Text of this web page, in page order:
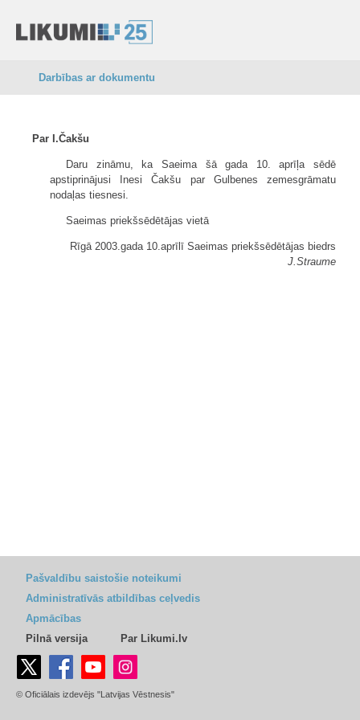
Darbības ar dokumentu
Par I.Čakšu
Daru zināmu, ka Saeima šā gada 10. aprīļa sēdē
apstiprinājusi Inesi Čakšu par Gulbenes zemesgrāmatu
nodaļas tiesnesi.
Saeimas priekšsēdētājas vietā
Rīgā 2003.gada 10.aprīlī Saeimas priekšsēdētājas biedrs
J.Straume
Pašvaldību saistošie noteikumi
Administratīvās atbildības ceļvedis
Apmācības
Pilnā versija
Par Likumi.lv
© Oficiālais izdevējs "Latvijas Vēstnesis"